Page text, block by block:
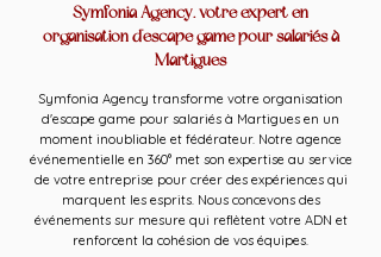
Symfonia Agency, votre expert en
organisation d'escape game pour salariés à
Martigues
Symfonia Agency transforme votre organisation
d'escape game pour salariés à Martigues en un
moment inoubliable et fédérateur. Notre agence
événementielle en 360° met son expertise au service
de votre entreprise pour créer des expériences qui
marquent les esprits. Nous concevons des
événements sur mesure qui reflètent votre ADN et
renforcent la cohésion de vos équipes.